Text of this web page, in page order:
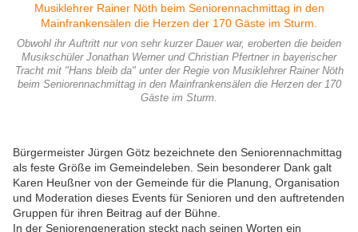
Obwohl ihr Auftritt nur von sehr kurzer Dauer war, eroberten die beiden
Musikschüler Jonathan Werner und Christian Pfertner in bayerischer
Tracht mit "Hans bleib da" unter der Regie von Musiklehrer Rainer Nöth
beim Seniorennachmittag in den Mainfrankensälen die Herzen der 170
Gäste im Sturm.
Bürgermeister Jürgen Götz bezeichnete den Seniorennachmittag
als feste Größe im Gemeindeleben. Sein besonderer Dank galt
Karen Heußner von der Gemeinde für die Planung, Organisation
und Moderation dieses Events für Senioren und den auftretenden
Gruppen für ihren Beitrag auf der Bühne.
In der Seniorengeneration steckt nach seinen Worten ein